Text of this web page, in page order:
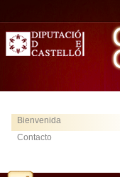
Bienvenida
Contacto